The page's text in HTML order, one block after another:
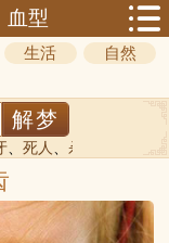
血型
生活
自然
、 死人 、 杀人